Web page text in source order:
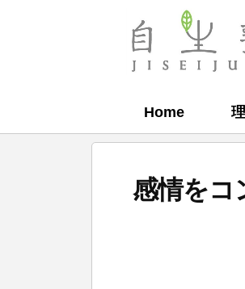
自
Home
感情をコ